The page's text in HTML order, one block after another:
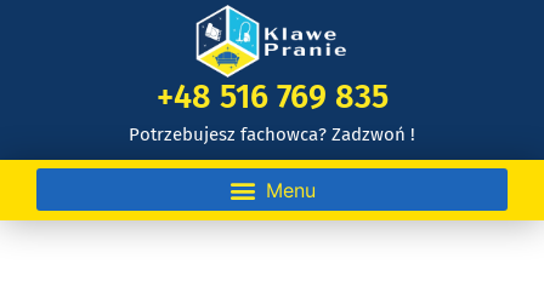
+48 516 769 835
Potrzebujesz fachowca? Zadzwoń !